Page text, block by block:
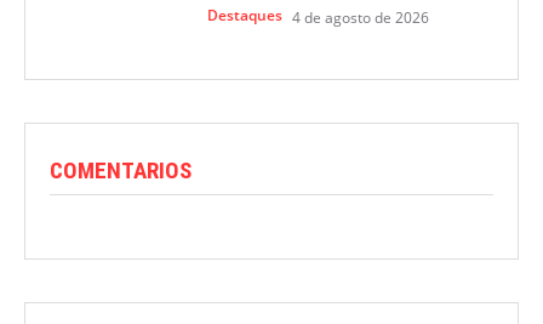
Destaques 4 de agosto de 2026
COMENTARIOS